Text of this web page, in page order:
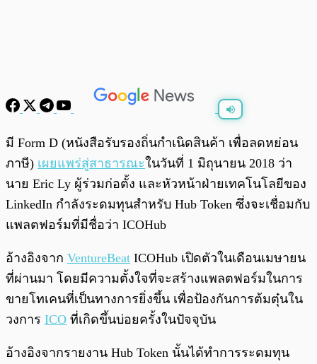
0:00 0:00
มี Form D (หนังสือรับรองถิ่นกำเนิดสินค้า เพื่อลดหย่อน
ภาษี) เผยแพร่สู่สาธารณะในวันที่ 1 มิถุนายน 2018 ว่า
นาย Eric Ly ผู้ร่วมก่อตั้ง และหัวหน้าฝ่ายเทคโนโลยีของ
LinkedIn กำลังระดมทุนสำหรับ Hub Token ซึ่งจะเชื่อมกับ
แพลตฟอร์มที่มีชื่อว่า ICOHub
อ้างอิงจาก VentureBeat ICOHub เปิดตัวในเดือนเมษายน
ที่ผ่านมา โดยมีความตั้งใจที่จะสร้างแพลตฟอร์มในการ
ขายโทเคนที่เป็นทางการยิ่งขึ้น เพื่อป้องกันการต้มตุ๋นใน
วงการ ICO ที่เกิดขึ้นบ่อยครั้งในปัจจุบัน
อ้างอิงจากรายงาน Hub Token นั้นได้ทำการระดมทุน